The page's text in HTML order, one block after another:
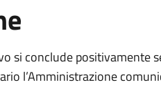
si conclude positivamente
l’Amministrazione